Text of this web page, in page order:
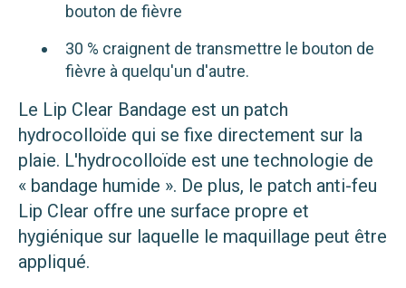
bouton de fièvre
30 % craignent de transmettre le bouton de
fièvre à quelqu'un d'autre.
Le Lip Clear Bandage est un patch
hydrocolloïde qui se fixe directement sur la
plaie. L'hydrocolloïde est une technologie de
« bandage humide ». De plus, le patch anti-feu
Lip Clear offre une surface propre et
hygiénique sur laquelle le maquillage peut être
appliqué.